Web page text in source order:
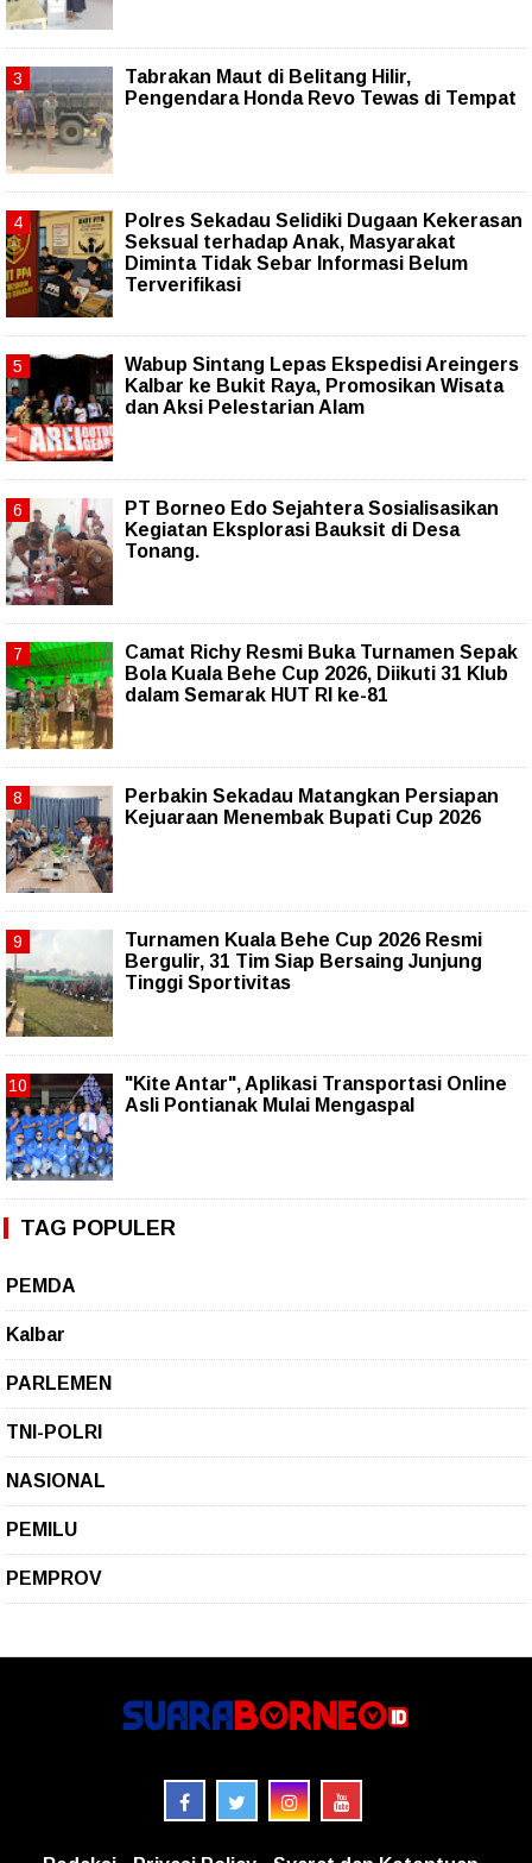
Tabrakan Maut di Belitang Hilir,
Pengendara Honda Revo Tewas di Tempat
Polres Sekadau Selidiki Dugaan Kekerasan
Seksual terhadap Anak, Masyarakat
Diminta Tidak Sebar Informasi Belum
Terverifikasi
Wabup Sintang Lepas Ekspedisi Areingers
Kalbar ke Bukit Raya, Promosikan Wisata
dan Aksi Pelestarian Alam
PT Borneo Edo Sejahtera Sosialisasikan
Kegiatan Eksplorasi Bauksit di Desa
Tonang.
Camat Richy Resmi Buka Turnamen Sepak
Bola Kuala Behe Cup 2026, Diikuti 31 Klub
dalam Semarak HUT RI ke-81
Perbakin Sekadau Matangkan Persiapan
Kejuaraan Menembak Bupati Cup 2026
Turnamen Kuala Behe Cup 2026 Resmi
Bergulir, 31 Tim Siap Bersaing Junjung
Tinggi Sportivitas
"Kite Antar", Aplikasi Transportasi Online
Asli Pontianak Mulai Mengaspal
TAG POPULER
PEMDA
Kalbar
PARLEMEN
TNI-POLRI
NASIONAL
PEMILU
PEMPROV